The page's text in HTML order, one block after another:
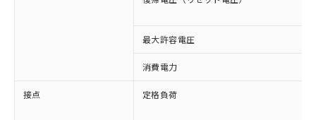
最大許容電圧
消費電力
接点 定格負荷